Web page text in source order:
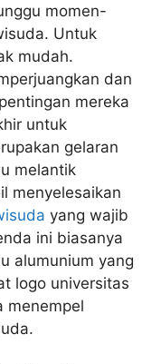
momen-
Untuk
mudah.
dan
mereka
untuk
gelaran
melantik
menyelesaikan
yang wajib
ini biasanya
alumunium yang
logo universitas
menempel